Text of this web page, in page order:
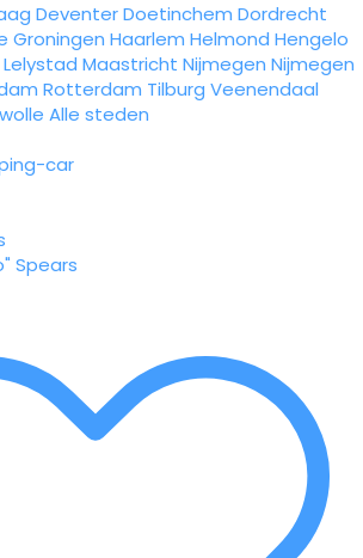
DeventerDoetinchem Dordrecht
Groningen Haarlem Helmond Hengelo
Lelystad Maastricht Nijmegen Nijmegen
Rotterdam Tilburg Veenendaal
Alle steden
car
Spears